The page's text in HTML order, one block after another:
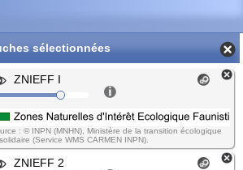
sélectionnées
ZNIEFF I
: © INPN (MNHN), Ministère de la transition écologique
(Service WMS CARMEN INPN).
ZNIEFF 2